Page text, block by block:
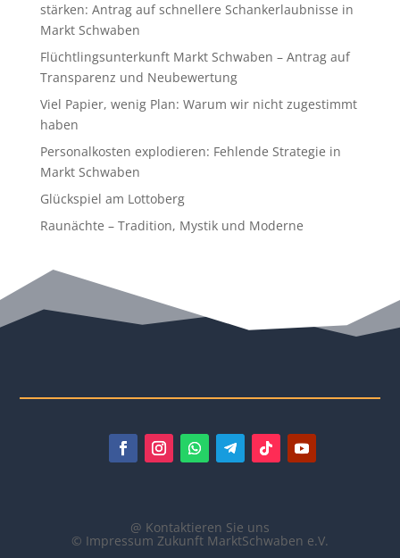
stärken: Antrag auf schnellere Schankerlaubnisse in
Markt Schwaben
Flüchtlingsunterkunft Markt Schwaben – Antrag auf
Transparenz und Neubewertung
Viel Papier, wenig Plan: Warum wir nicht zugestimmt
haben
Personalkosten explodieren: Fehlende Strategie in
Markt Schwaben
Glückspiel am Lottoberg
Raunächte – Tradition, Mystik und Moderne
@ Kontaktieren Sie uns
© Impressum Zukunft MarktSchwaben e.V.